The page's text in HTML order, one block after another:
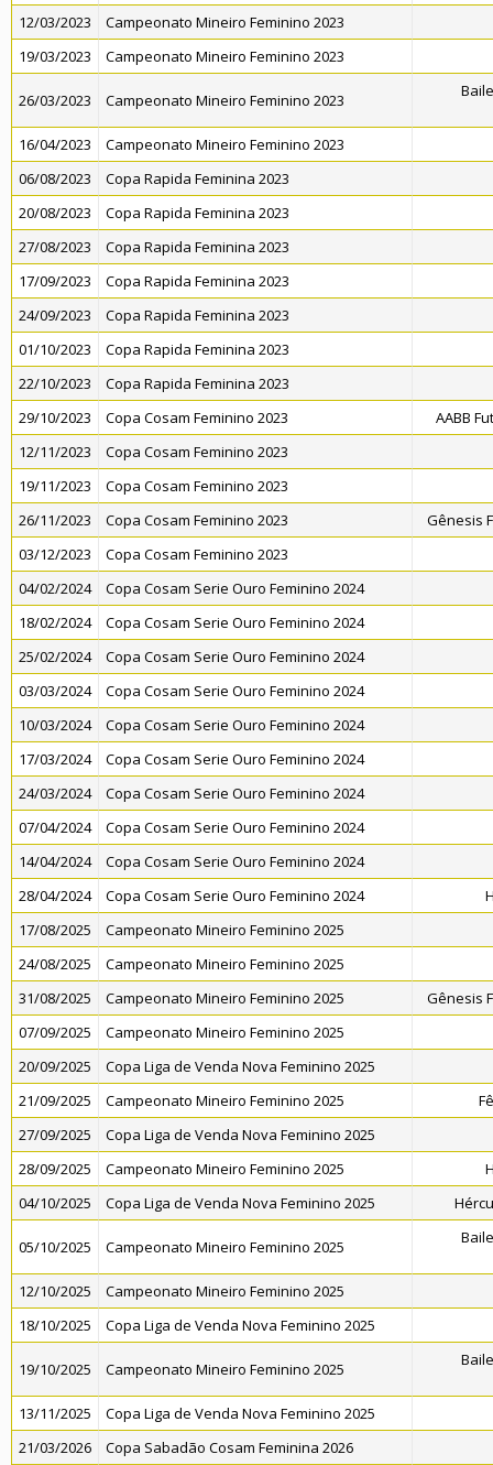
12/03/2023
Campeonato Mineiro Feminino 2023
19/03/2023
Campeonato Mineiro Feminino 2023
26/03/2023 Campeonato Mineiro Feminino 2023
16/04/2023
Campeonato Mineiro Feminino 2023
06/08/2023
Copa Rapida Feminina 2023
20/08/2023
Copa Rapida Feminina 2023
27/08/2023
Copa Rapida Feminina 2023
17/09/2023
Copa Rapida Feminina 2023
24/09/2023
Copa Rapida Feminina 2023
01/10/2023
Copa Rapida Feminina 2023
22/10/2023
Copa Rapida Feminina 2023
29/10/2023
Copa Cosam Feminino 2023
AABB
12/11/2023
Copa Cosam Feminino 2023
19/11/2023
Copa Cosam Feminino 2023
26/11/2023
Copa Cosam Feminino 2023
Gênesis
03/12/2023
Copa Cosam Feminino 2023
04/02/2024
Copa Cosam Serie Ouro Feminino 2024
18/02/2024
Copa Cosam Serie Ouro Feminino 2024
25/02/2024
Copa Cosam Serie Ouro Feminino 2024
03/03/2024
Copa Cosam Serie Ouro Feminino 2024
10/03/2024
Copa Cosam Serie Ouro Feminino 2024
17/03/2024
Copa Cosam Serie Ouro Feminino 2024
24/03/2024
Copa Cosam Serie Ouro Feminino 2024
07/04/2024
Copa Cosam Serie Ouro Feminino 2024
14/04/2024
Copa Cosam Serie Ouro Feminino 2024
28/04/2024
Copa Cosam Serie Ouro Feminino 2024
17/08/2025
Campeonato Mineiro Feminino 2025
24/08/2025
Campeonato Mineiro Feminino 2025
31/08/2025
Campeonato Mineiro Feminino 2025
Gênesis
07/09/2025
Campeonato Mineiro Feminino 2025
20/09/2025
Copa Liga de Venda Nova Feminino 2025
21/09/2025
Campeonato Mineiro Feminino 2025
27/09/2025
Copa Liga de Venda Nova Feminino 2025
28/09/2025
Campeonato Mineiro Feminino 2025
04/10/2025
Copa Liga de Venda Nova Feminino 2025
05/10/2025 Campeonato Mineiro Feminino 2025
12/10/2025
Campeonato Mineiro Feminino 2025
18/10/2025
Copa Liga de Venda Nova Feminino 2025
19/10/2025 Campeonato Mineiro Feminino 2025
13/11/2025
Copa Liga de Venda Nova Feminino 2025
21/03/2026
Copa Sabadão Cosam Feminina 2026